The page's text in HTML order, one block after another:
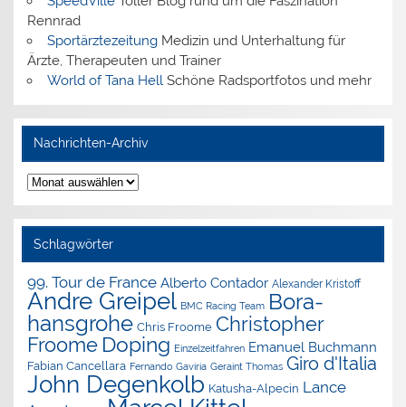
Rennrad
SportärztezeitungMedizin und Unterhaltung für
Ärzte, Therapeuten und Trainer
World of Tana HellSchöne Radsportfotos und mehr
Nachrichten-Archiv
Nachrichten-
Archiv
Schlagwörter
99. Tour de France Alberto Contador Alexander Kristoff
Andre Greipel BMC Racing Team Bora-
hansgrohe Chris Froome Christopher
Froome Doping Einzelzeitfahren Emanuel Buchmann
Fabian Cancellara Fernando Gaviria Geraint Thomas Giro d'Italia
John Degenkolb Katusha-Alpecin Lance